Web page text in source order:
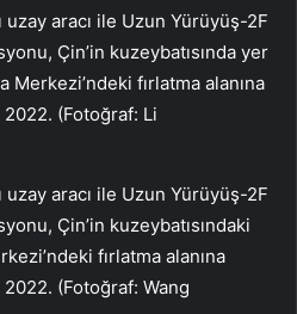
aracı ile Uzun Yürüyüş-2F
Çin’in kuzeybatısında yer
Merkezi’ndeki fırlatma alanına
(Fotoğraf: Li
aracı ile Uzun Yürüyüş-2F
Çin’in kuzeybatısındaki
fırlatma alanına
(Fotoğraf: Wang